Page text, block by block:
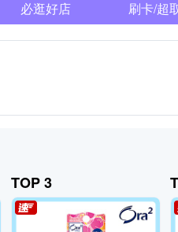
必逛好店 刷卡/超
TOP 3